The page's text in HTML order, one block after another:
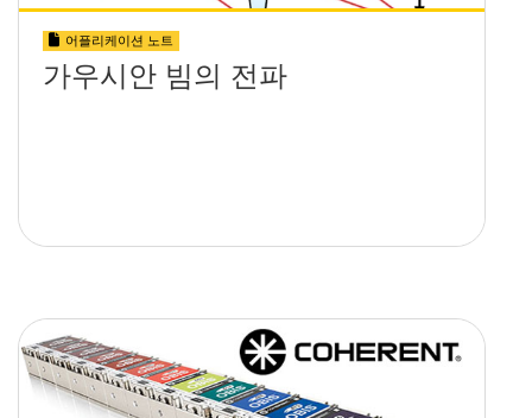
어플리케이션 노트
가우시안 빔의 전파